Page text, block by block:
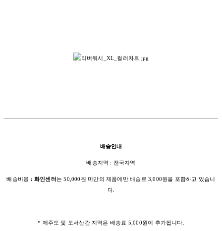
배송안내
배송지역 : 전국지역
배송비용 : 화인센터는 50,000원 미만의 제품에만 배송료 3,000원을 포함하고 있습니
다.
* 제주도 및 도서산간 지역은 배송료 5,000원이 추가됩니다.